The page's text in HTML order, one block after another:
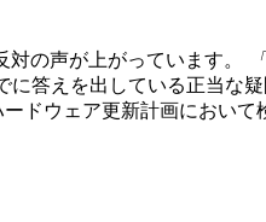
の声が上がっています。
に答えを出している正当な
ドウェア更新計画において